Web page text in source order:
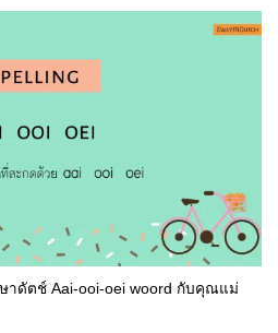
าดัตช์ Aai-ooi-oei woord กับคุณแม่